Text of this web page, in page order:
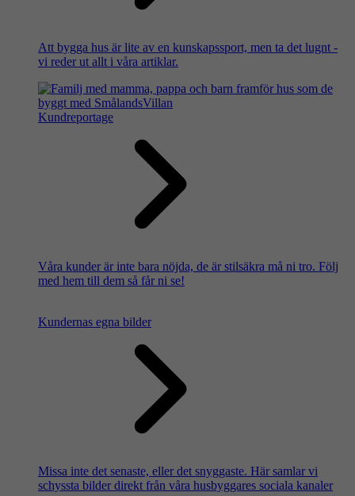
Att bygga hus är lite av en kunskapssport, men ta det lugnt -
vi reder ut allt i våra artiklar.
Kundreportage
Våra kunder är inte bara nöjda, de är stilsäkra må ni tro. Följ
med hem till dem så får ni se!
Kundernas egna bilder
Missa inte det senaste, eller det snyggaste. Här samlar vi
schyssta bilder direkt från våra husbyggares sociala kanaler